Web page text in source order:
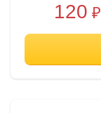
120 ₽